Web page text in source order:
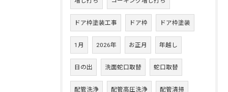
ドア枠塗装工事 ドア枠 ドア枠塗装
1月 2026年 お正月 年越し
日の出 洗面蛇口取替 蛇口取替
配管洗浄 配管高圧洗浄 配管清掃